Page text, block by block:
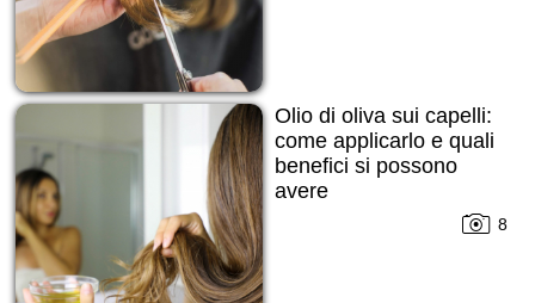
Olio di oliva sui capelli:
come applicarlo e quali
benefici si possono
avere
8